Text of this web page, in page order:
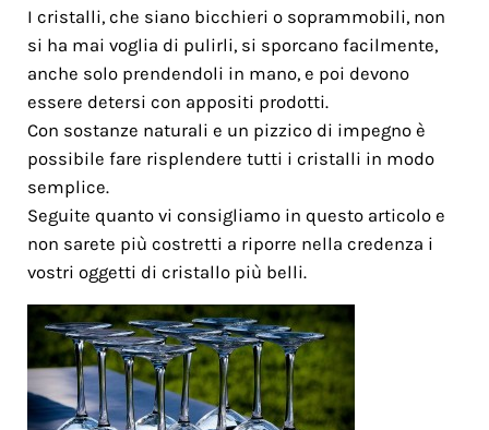
I cristalli, che siano bicchieri o soprammobili, non
si ha mai voglia di pulirli, si sporcano facilmente,
anche solo prendendoli in mano, e poi devono
essere detersi con appositi prodotti.
Con sostanze naturali e un pizzico di impegno è
possibile fare risplendere tutti i cristalli in modo
semplice.
Seguite quanto vi consigliamo in questo articolo e
non sarete più costretti a riporre nella credenza i
vostri oggetti di cristallo più belli.